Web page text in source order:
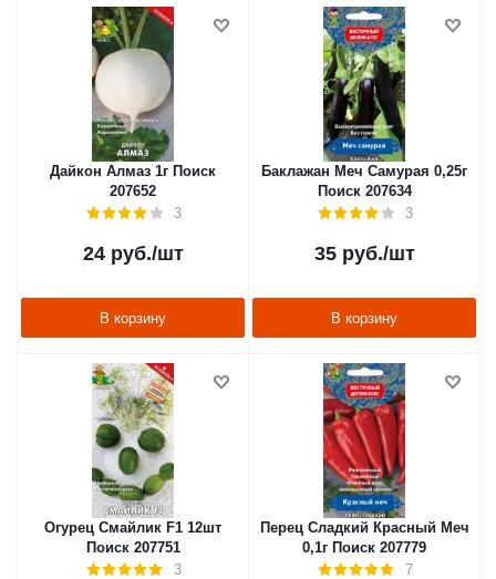
Дайкон Алмаз 1г Поиск
207652
3
24руб./шт
В корзину
Баклажан Меч Самурая 0,25г
Поиск 207634
3
35руб./шт
В корзину
Огурец Смайлик F1 12шт
Поиск 207751
3
Перец Сладкий Красный Меч
0,1г Поиск 207779
7